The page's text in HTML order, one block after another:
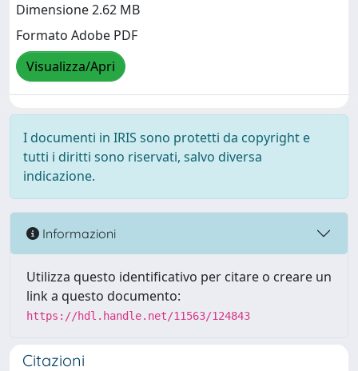
Dimensione 2.62 MB
Formato Adobe PDF
Visualizza/Apri
I documenti in IRIS sono protetti da copyright e
tutti i diritti sono riservati, salvo diversa
indicazione.
Informazioni
Utilizza questo identificativo per citare o creare un
link a questo documento:
https://hdl.handle.net/11563/124843
Citazioni